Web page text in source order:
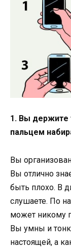
1. Вы держите
пальцем
Вы
Вы отлично
быть плохо. В
слушаете. По
может никому
Вы умны и
настоящей, а